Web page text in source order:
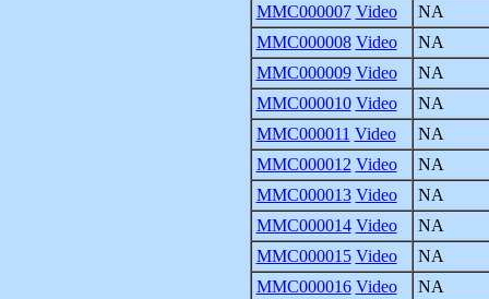
MMC000007 Video
NA
MMC000008 Video
NA
MMC000009 Video
NA
MMC000010 Video
NA
MMC000011 Video
NA
MMC000012 Video
NA
MMC000013 Video
NA
MMC000014 Video
NA
MMC000015 Video
NA
MMC000016 Video
NA